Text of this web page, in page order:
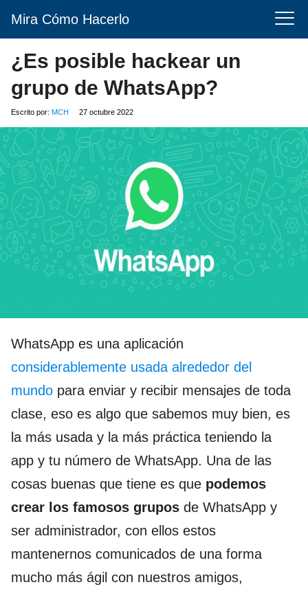
Mira Cómo Hacerlo
¿Es posible hackear un
grupo de WhatsApp?
Escrito por: MCH 27 octubre 2022
WhatsApp es una aplicación
considerablemente usada alrededor del
mundo para enviar y recibir mensajes de toda
clase, eso es algo que sabemos muy bien, es
la más usada y la más práctica teniendo la
app y tu número de WhatsApp. Una de las
cosas buenas que tiene es que podemos
crear los famosos grupos de WhatsApp y
ser administrador, con ellos estos
mantenernos comunicados de una forma
mucho más ágil con nuestros amigos,